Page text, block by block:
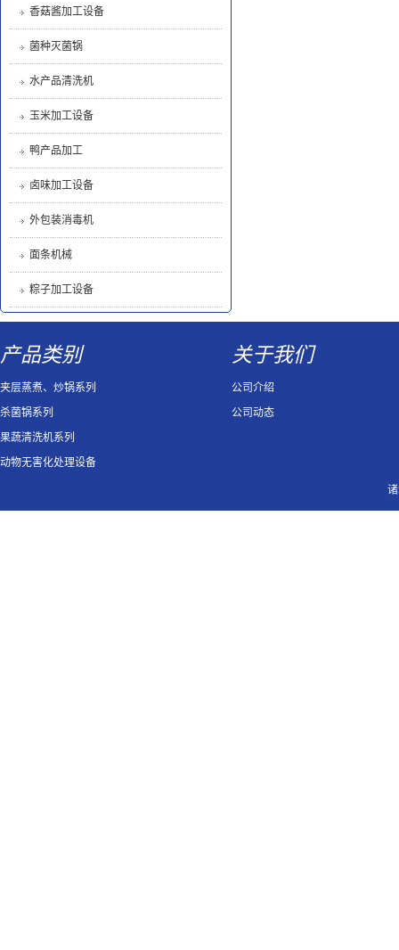
香菇酱加工设备
菌种灭菌锅
水产品清洗机
玉米加工设备
鸭产品加工
卤味加工设备
外包装消毒机
面条机械
粽子加工设备
产品类别
夹层蒸煮、炒锅系列
杀菌锅系列
果蔬清洗机系列
动物无害化处理设备
关于我们
公司介绍
公司动态